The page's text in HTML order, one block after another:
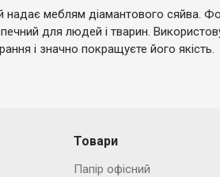
надає меблям діамантового сяйва.
для людей і тварин.
і значно покращуєте його якість.
Товари
Папір офісний